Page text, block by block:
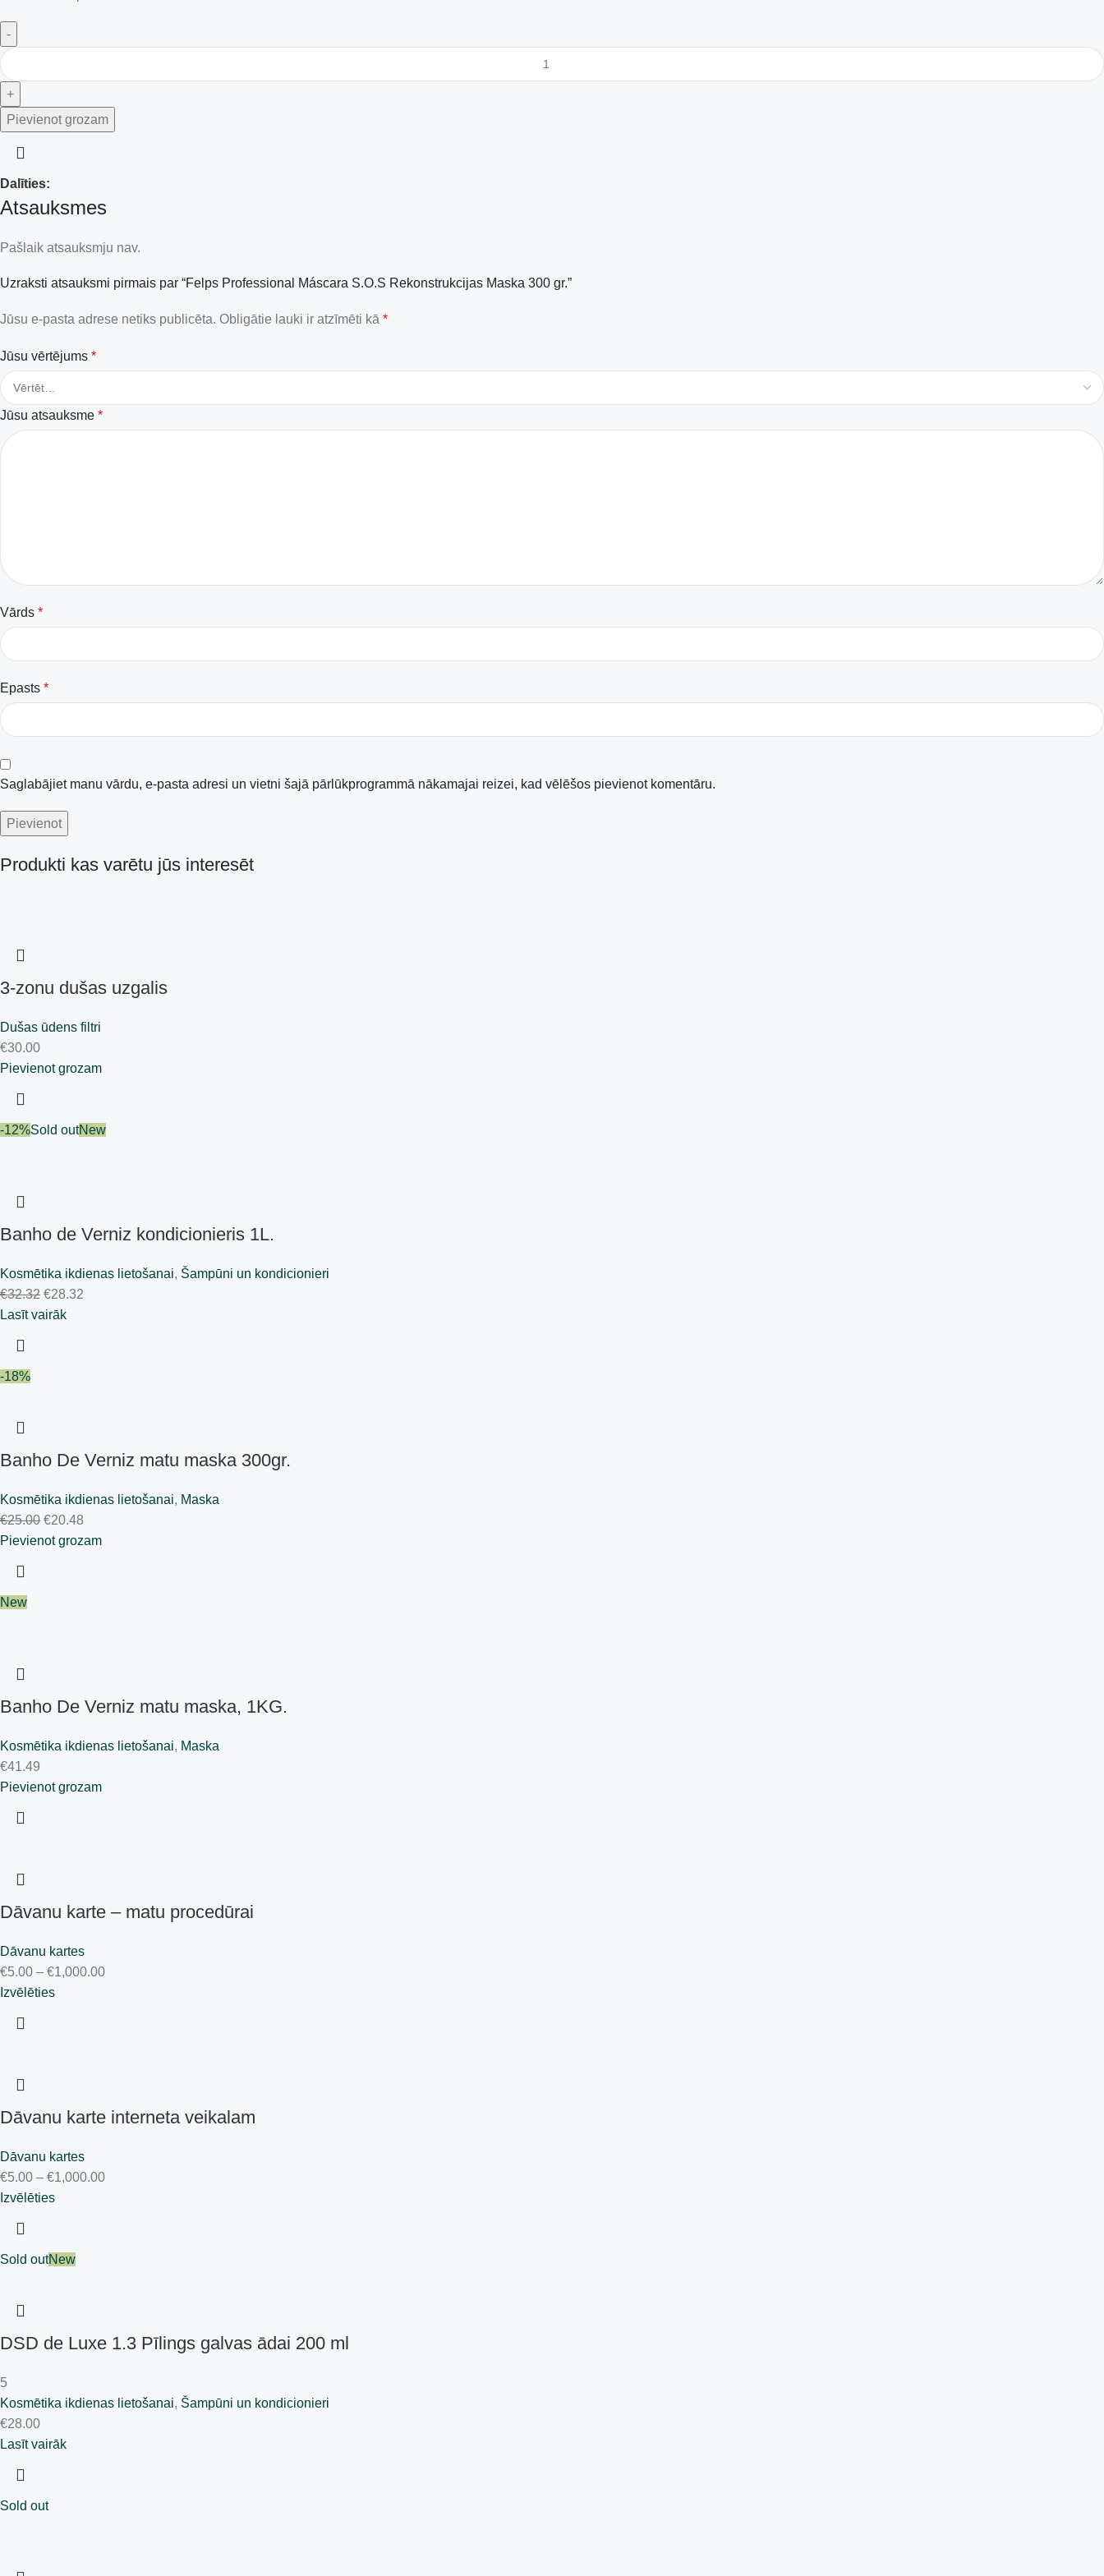
Pievienot grozam
Dalīties:
Atsauksmes
Pašlaik atsauksmju nav.
Uzraksti atsauksmi pirmais par “Felps Professional Máscara S.O.S Rekonstrukcijas Maska 300 gr.”
Jūsu e-pasta adrese netiks publicēta. Obligātie lauki ir atzīmēti kā *
Jūsu vērtējums *
Jūsu atsauksme *
Vārds *
Epasts *
Saglabājiet manu vārdu, e-pasta adresi un vietni šajā pārlūkprogrammā nākamajai reizei, kad vēlēšos pievienot komentāru.
Produkti kas varētu jūs interesēt
3-zonu dušas uzgalis
Dušas ūdens filtri
€30.00
Pievienot grozam
-12%Sold outNew
Banho de Verniz kondicionieris 1L.
Kosmētika ikdienas lietošanai, Šampūni un kondicionieri
€32.32 €28.32
Lasīt vairāk
-18%
Banho De Verniz matu maska 300gr.
Kosmētika ikdienas lietošanai, Maska
€25.00 €20.48
Pievienot grozam
New
Banho De Verniz matu maska, 1KG.
Kosmētika ikdienas lietošanai, Maska
€41.49
Pievienot grozam
Dāvanu karte – matu procedūrai
Dāvanu kartes
€5.00 – €1,000.00
Izvēlēties
Dāvanu karte interneta veikalam
Dāvanu kartes
€5.00 – €1,000.00
Izvēlēties
Sold outNew
DSD de Luxe 1.3 Pīlings galvas ādai 200 ml
5
Kosmētika ikdienas lietošanai, Šampūni un kondicionieri
€28.00
Lasīt vairāk
Sold out